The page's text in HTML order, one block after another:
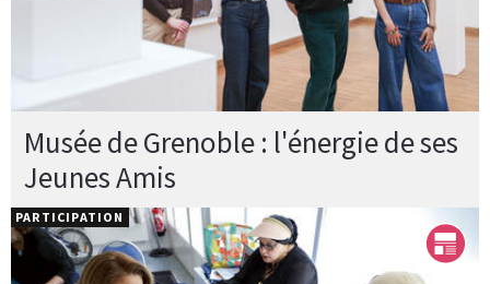
Musée de Grenoble : l'énergie de ses
Jeunes Amis
PARTICIPATION